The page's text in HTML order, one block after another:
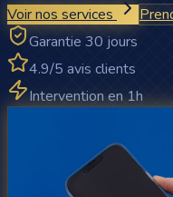
Voir nos services
Garantie 30 jours
4.9/5 avis clients
Intervention en 1h